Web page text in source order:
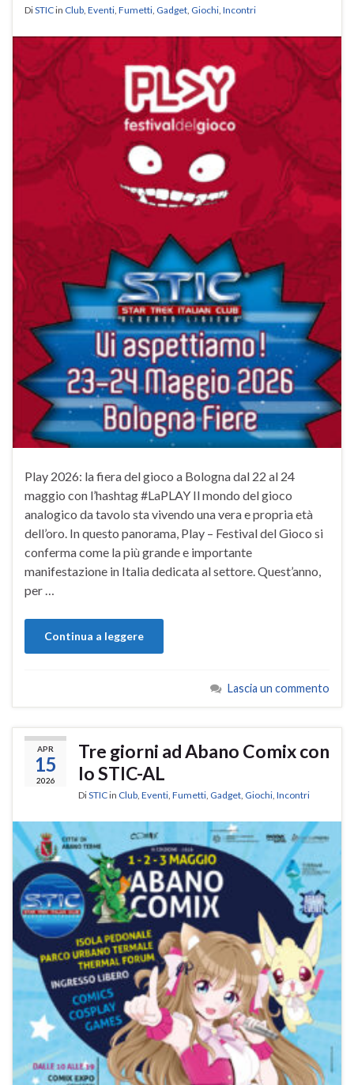
DiSTICin Club Eventi Fumetti Gadget Giochi Incontri
Play 2026: la fiera del gioco a Bologna dal 22 al 24
maggio con l’hashtag #LaPLAY Il mondo del gioco
analogico da tavolo sta vivendo una vera e propria età
dell’oro. In questo panorama, Play – Festival del Gioco si
conferma come la più grande e importante
manifestazione in Italia dedicata al settore. Quest’anno,
per …
Continua a leggere
Lascia un commento
APR
15
2026
Tre giorni ad Abano Comix con
lo STIC-AL
DiSTICin Club Eventi Fumetti Gadget Giochi Incontri